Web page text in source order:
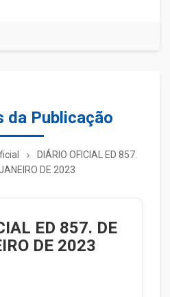
da Publicação
DIÁRIO OFICIAL ED 857.
DE 2023
ED 857. DE
DE 2023